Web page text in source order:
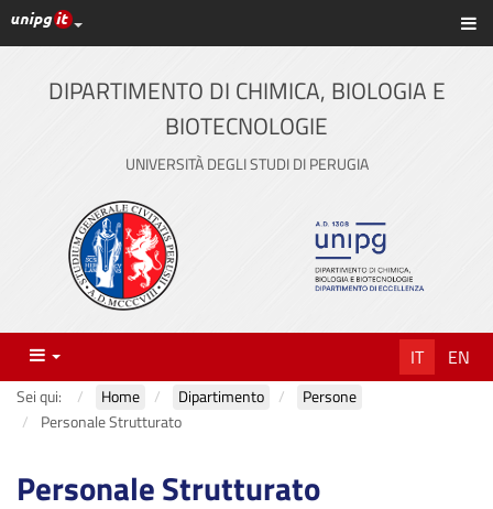
Vai
al
contenuto
principale
Link ai principali servizi web di Ateneo
DIPARTIMENTO DI CHIMICA, BIOLOGIA E
BIOTECNOLOGIE
UNIVERSITÀ DEGLI STUDI DI PERUGIA
Menu IT EN
Sei qui: Home Dipartimento
Persone
Personale Strutturato
Personale Strutturato